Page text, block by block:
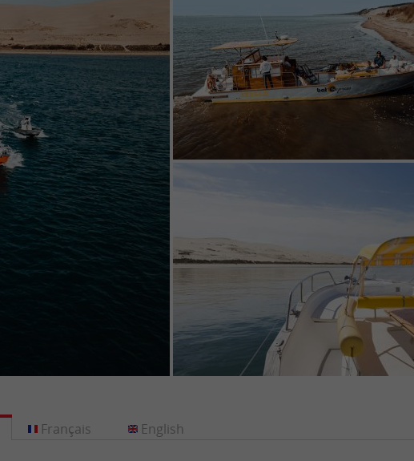
Français English